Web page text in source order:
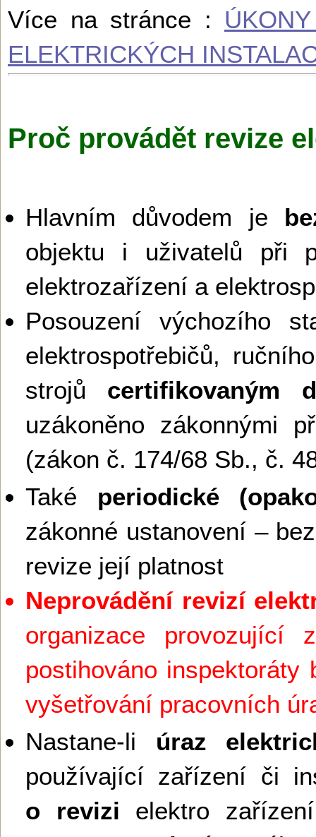
Více na stránce :
ELEKTRICKÝCH
Proč provádět revize
Hlavním důvodem je
objektu i uživatelů při
elektrozařízení a
Posouzení výchozího
elektrospotřebičů,
strojů certifikovaným
uzákoněno zákonnými
(zákon č. 174/68 Sb., č.
Také periodické
zákonné ustanovení –
revize její platnost
Neprovádění revizí
organizace
postihováno
vyšetřování pracovních
Nastane-li úraz
používající zařízení či
o revizi elektro